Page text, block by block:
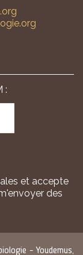
:
et accepte
des
- Youdemus,